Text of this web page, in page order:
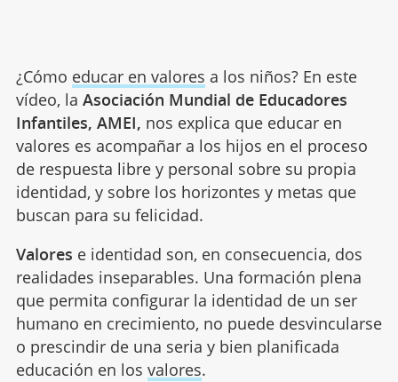
¿Cómo educar en valores a los niños? En este
vídeo, la Asociación Mundial de Educadores
Infantiles, AMEI, nos explica que educar en
valores es acompañar a los hijos en el proceso
de respuesta libre y personal sobre su propia
identidad, y sobre los horizontes y metas que
buscan para su felicidad.
Valores e identidad son, en consecuencia, dos
realidades inseparables. Una formación plena
que permita configurar la identidad de un ser
humano en crecimiento, no puede desvincularse
o prescindir de una seria y bien planificada
educación en los valores.